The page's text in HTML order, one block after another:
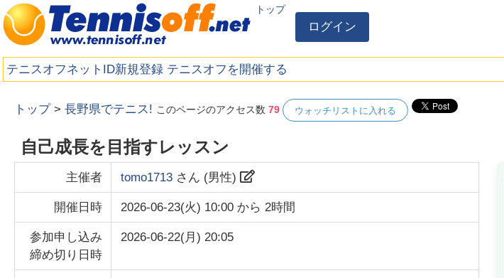
トップ
ログイン
テニスオフネットID新規登録 テニスオフを開催する
トップ >長野県でテニス! このページのアクセス数79 ウォッチリストに入れる
自己成長を目指すレッスン
主催者 tomo1713 さん (男性)
開催日時 2026-06-23(火) 10:00 から2時間
参加申し込み
締め切り日時
2026-06-22(月) 20:05